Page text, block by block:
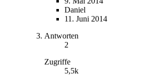
Daniel
11. Juni 2014
Antworten
2
Zugriffe
5,5k